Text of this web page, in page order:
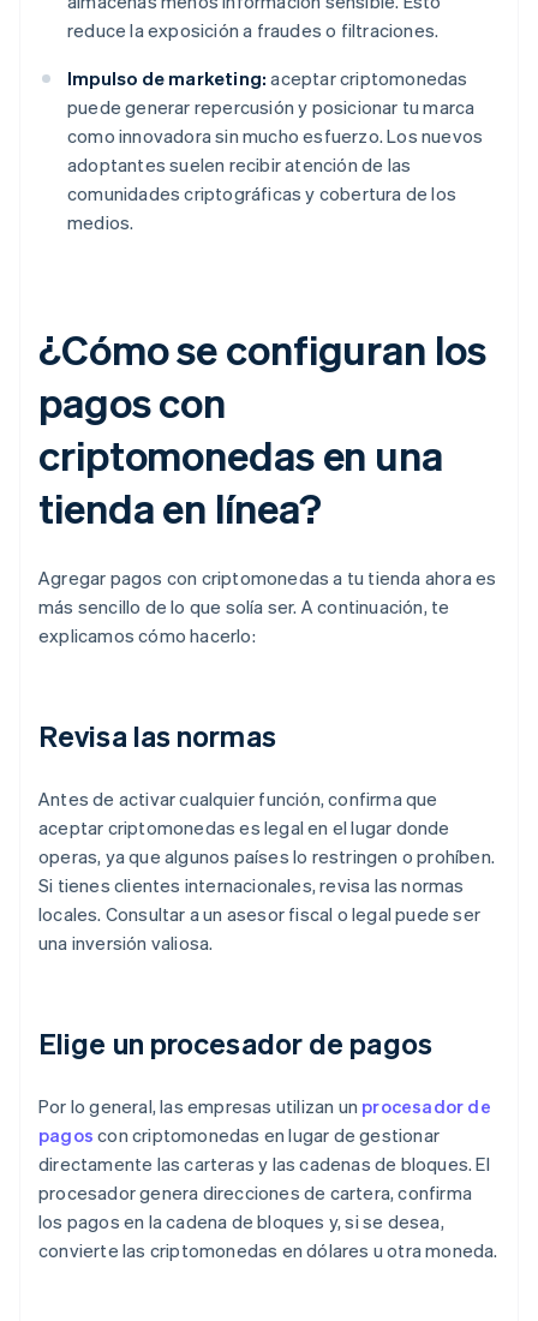
reduce la exposición a fraudes o filtraciones.
Impulso de marketing: aceptar criptomonedas
puede generar repercusión y posicionar tu marca
como innovadora sin mucho esfuerzo. Los nuevos
adoptantes suelen recibir atención de las
comunidades criptográficas y cobertura de los
medios.
¿Cómo se configuran los
pagos con
criptomonedas en una
tienda en línea?
Agregar pagos con criptomonedas a tu tienda ahora es
más sencillo de lo que solía ser. A continuación, te
explicamos cómo hacerlo:
Revisa las normas
Antes de activar cualquier función, confirma que
aceptar criptomonedas es legal en el lugar donde
operas, ya que algunos países lo restringen o prohíben.
Si tienes clientes internacionales, revisa las normas
locales. Consultar a un asesor fiscal o legal puede ser
una inversión valiosa.
Elige un procesador de pagos
Por lo general, las empresas utilizan un procesador de
pagos con criptomonedas en lugar de gestionar
directamente las carteras y las cadenas de bloques. El
procesador genera direcciones de cartera, confirma
los pagos en la cadena de bloques y, si se desea,
convierte las criptomonedas en dólares u otra moneda.